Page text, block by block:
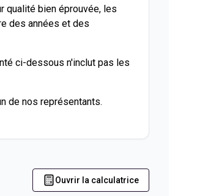
qualité bien éprouvée, les
des années et des
ci-dessous n'inclut pas les
de nos représentants.
Ouvrir la calculatrice